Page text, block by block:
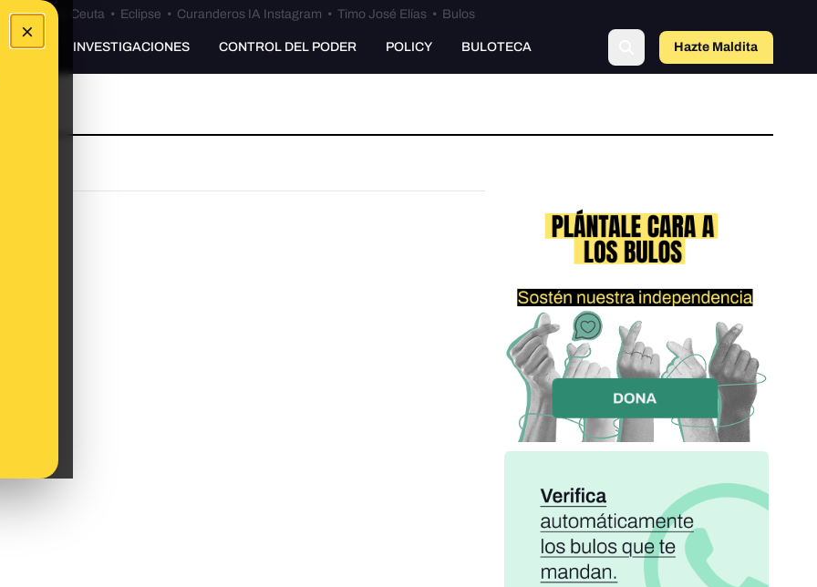
×
•Bulos Ceuta • Eclipse • Curanderos IA Instagram • Timo José Elías • Bulos
INVESTIGACIONES CONTROL DEL PODER POLICY BULOTECA Hazte Maldita